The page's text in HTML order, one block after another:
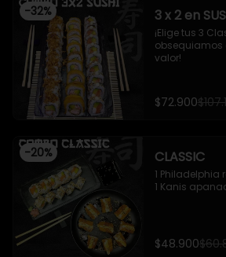
-32% 3 x 2 en
¡Elige tus 3
obsequiamos
valor!
$72.900
-20% CLASSIC
1 Philadelphia
1 Kanis
$48.900